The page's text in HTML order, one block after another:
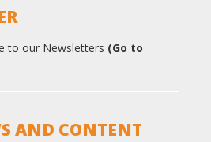
to our Newsletters (Go to
AND CONTENT